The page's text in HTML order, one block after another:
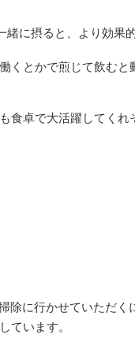
緒に摂ると、より効果
くとかで煎じて飲む
食卓で大活躍してくれ
に行かせていただく
ています。